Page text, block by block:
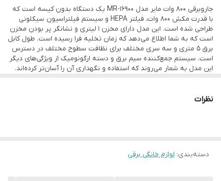
گرید انرژی A+
دستگاه نمایش وضعیت نشانگر پر بودن مخزن
سایر توضیحات قفل کودک / محفظه برای جمع کردن سیم برق / سیستم
فیلتراسیون سیکلونی با فیلتر HEPA
گنجایش مخزن جاروبرقی 1 لیتر
طول کابل برق 5 متر
توضیحات پاکت جاروبرقی HEPA
جاروبرقی ۸۰۰ وات مایر مدل MR-16900 یک دستگاه بدون کیسه است که
با قدرت مکش ۸۰۰ وات، فیلتر HEPA و سیستم فیلتراسیون سیکلونی
طراحی شده است. این مدل دارای مخزن ۱ لیتری و نشانگر پر بودن مخزن
است که به شما اطلاع می‌دهد که زمان تخلیه فرا رسیده است. طول کابل
برق ۵ متری و سه سری مختلف برای نظافت سطوح مختلف در دسترس
است. سیستم جمع‌کننده سیم برق و دسته ارگونومیک از ویژگی‌های دیگر
این مدل به شمار می‌روند که استفاده و نگهداری آن را آسان‌تر کرده‌اند.
نظافت محیط‌های کوچک و متوسط مناسب است.
نظرات
دسته‌بندی: لوازم خانگی برقی